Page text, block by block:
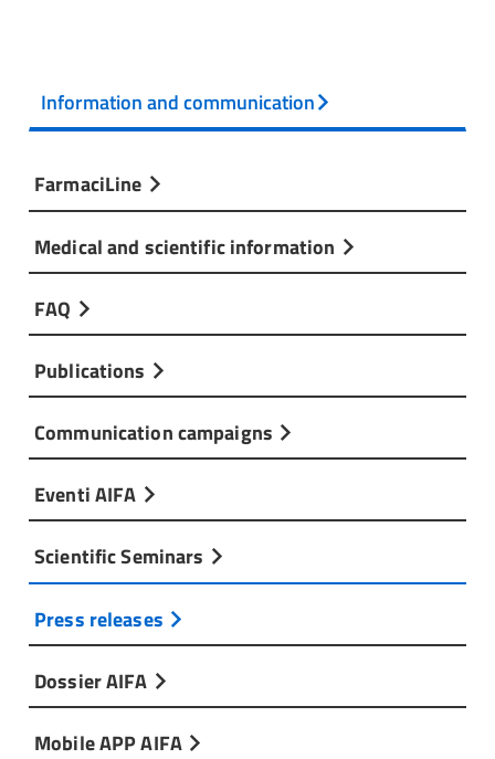
Information and communication
FarmaciLine
Medical and scientific information
FAQ
Publications
Communication campaigns
Eventi AIFA
Scientific Seminars
Press releases
Dossier AIFA
Mobile APP AIFA